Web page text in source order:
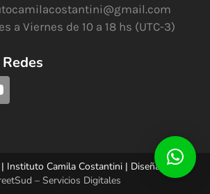
a Viernes de 10 a 18 hs (UTC-3)
Camila Costantini | Diseñado por
– Servicios Digitales